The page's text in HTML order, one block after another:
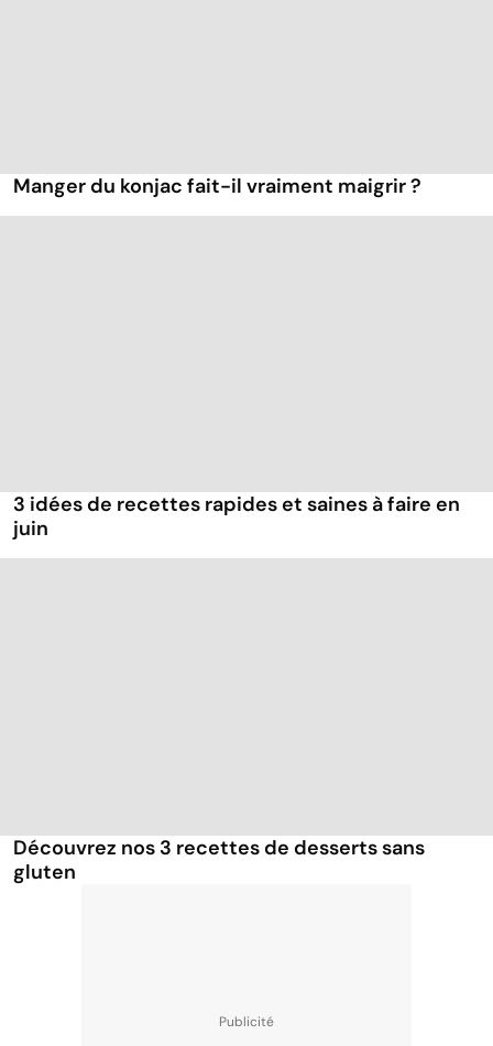
Manger du konjac fait-il vraiment maigrir ?
3 idées de recettes rapides et saines à faire en
juin
Découvrez nos 3 recettes de desserts sans
gluten